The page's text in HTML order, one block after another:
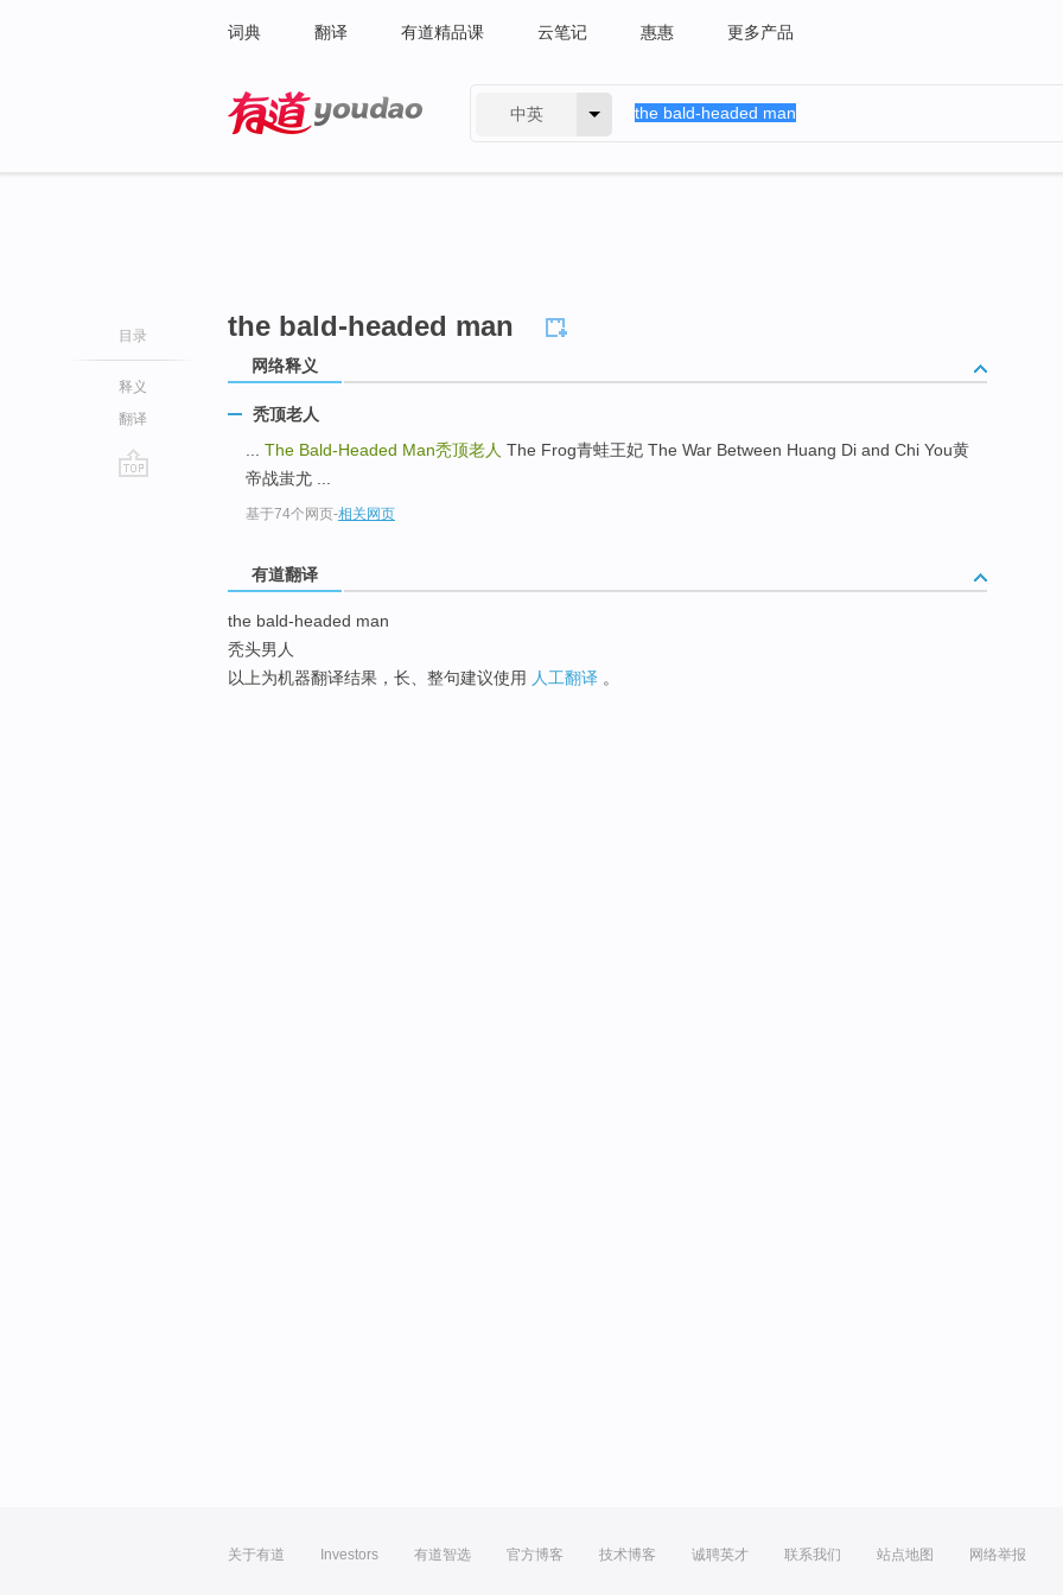
词典 翻译 有道精品课 云笔记 惠惠 更多产品
中英
目录
释义
翻译
the bald-headed man
网络释义
秃顶老人
The Bald-Headed Man秃顶老人 The Frog青蛙王妃 The War Between Huang Di and Chi You黄
帝战蚩尤 ...
基于74个网页-相关网页
有道翻译
the bald-headed man
秃头男人
以上为机器翻译结果，长、整句建议使用 人工翻译 。
关于有道 Investors 有道智选 官方博客 技术博客 诚聘英才 联系我们 站点地图 网络举报